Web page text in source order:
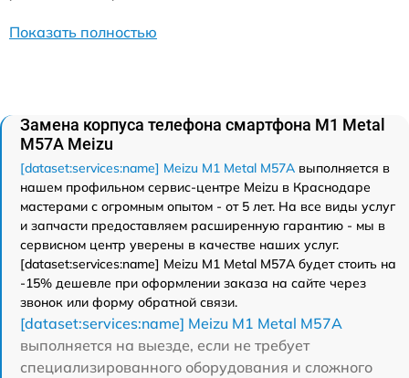
Показать полностью
Замена корпуса телефона смартфона M1 Metal
M57A Meizu
[dataset:services:name] Meizu M1 Metal M57A выполняется в
нашем профильном сервис-центре Meizu в Краснодаре
мастерами с огромным опытом - от 5 лет. На все виды услуг
и запчасти предоставляем расширенную гарантию - мы в
сервисном центр уверены в качестве наших услуг.
[dataset:services:name] Meizu M1 Metal M57A будет стоить на
-15% дешевле при оформлении заказа на сайте через
звонок или форму обратной связи.
[dataset:services:name] Meizu M1 Metal M57A
выполняется на выезде, если не требует
специализированного оборудования и сложного